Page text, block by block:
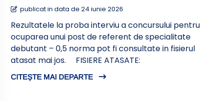
publicat in data de 24 iunie 2026
Rezultatele la proba interviu a concursului pentru
ocuparea unui post de referent de specialitate
debutant – 0,5 norma pot fi consultate in fisierul
atasat mai jos. FISIERE ATASATE:
CITEȘTE MAI DEPARTE